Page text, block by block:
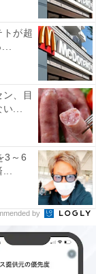
より強い印
うです。
トが超
、目
...
3～6
by